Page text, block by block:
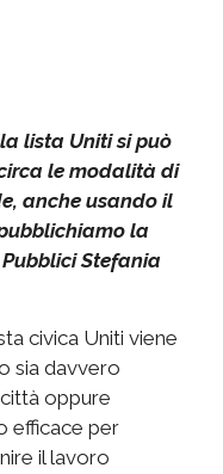
lista Uniti si può
le modalità di
anche usando il
la
Stefania
civica Uniti viene
sia davvero
oppure
efficace per
il lavoro